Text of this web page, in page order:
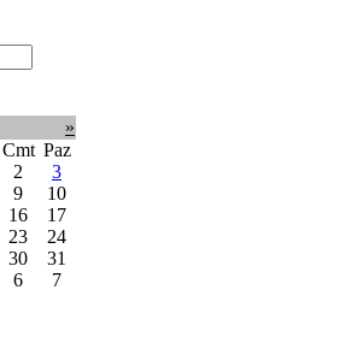
»
Cmt Paz
2
3
9
10
16
17
23
24
30
31
6 7